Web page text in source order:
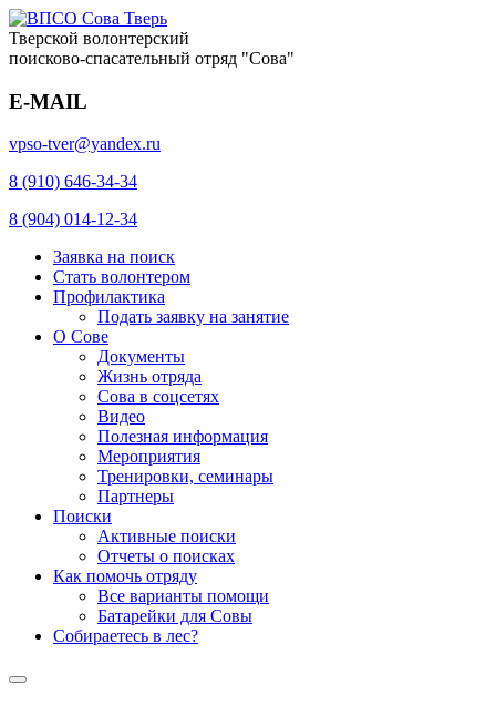
Тверской волонтерский
поисково-спасательный отряд "Сова"
E-MAIL
vpso-tver@yandex.ru
8 (910) 646-34-34
8 (904) 014-12-34
Заявка на поиск
Стать волонтером
Профилактика
Подать заявку на занятие
О Сове
Документы
Жизнь отряда
Сова в соцсетях
Видео
Полезная информация
Мероприятия
Тренировки, семинары
Партнеры
Поиски
Активные поиски
Отчеты о поисках
Как помочь отряду
Все варианты помощи
Батарейки для Совы
Собираетесь в лес?